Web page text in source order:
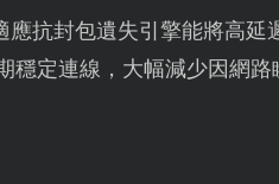
應抗封包遺失引擎能將高
定連線，大幅減少因網路